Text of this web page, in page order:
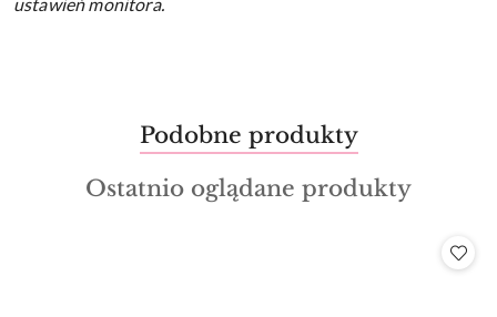
Pomiń karuzelę produktów
Produkty
o
statusie:
Podobne produkty
Produkty
Ostatnio oglądane produkty